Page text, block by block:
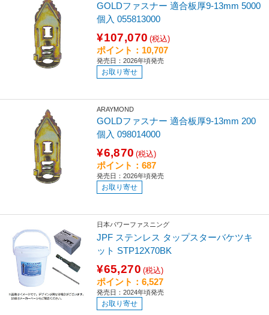
GOLDファスナー 適合板厚9-13mm 5000
個入 055813000
¥107,070 (税込)
ポイント：10,707
発売日：2026年頃発売
お取り寄せ
ARAYMOND
GOLDファスナー 適合板厚9-13mm 200
個入 098014000
¥6,870 (税込)
ポイント：687
発売日：2026年頃発売
お取り寄せ
日本パワーファスニング
JPF ステンレス タップスターバケツキ
ット STP12X70BK
¥65,270 (税込)
ポイント：6,527
発売日：2024年頃発売
お取り寄せ